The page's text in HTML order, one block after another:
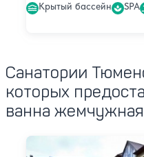
Крытый бассейн SPA
Санатории
которых
ванна жемчужная
Санаторий Красная